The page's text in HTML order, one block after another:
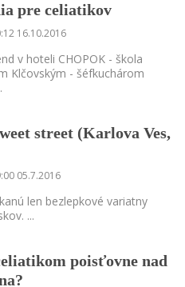
pre celiatikov
16.10.2016
v hoteli CHOPOK - škola
Klčovským - šéfkuchárom
street (Karlova Ves,
05.7.2016
len bezlepkové variatny
...
poisťovne nad